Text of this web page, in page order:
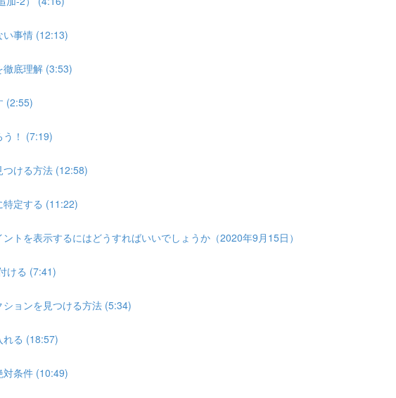
い事情 (12:13)
底理解 (3:53)
(2:55)
う！ (7:19)
ける方法 (12:58)
特定する (11:22)
トを表示するにはどうすればいいでしょうか（2020年9月15日）
ける (7:41)
ョンを見つける方法 (5:34)
れる (18:57)
対条件 (10:49)